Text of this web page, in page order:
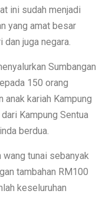
ini sudah menjadi
yang amat besar
juga negara.
Sumbangan
150 orang
anak kariah Kampung
Kampung Sentua
berdua.
tunai sebanyak
tambahan RM100
keseluruhan